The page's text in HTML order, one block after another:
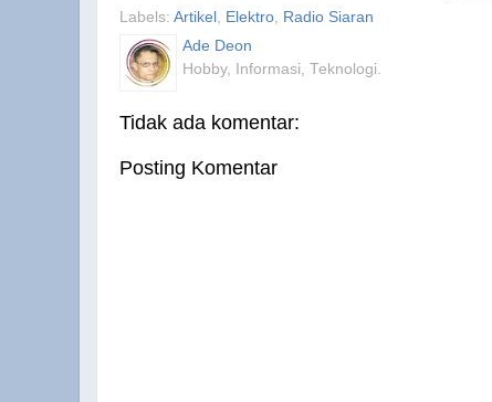
Labels: Artikel Elektro
Radio Siaran
Ade Deon
Hobby, Informasi, Teknologi.
Tidak ada komentar:
Posting Komentar